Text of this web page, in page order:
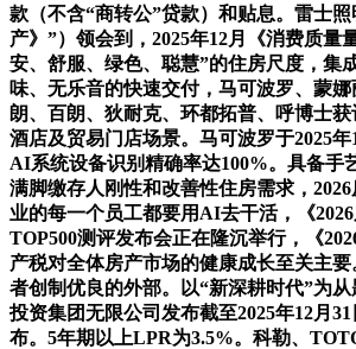
款（不含“商转公”贷款）和贴息。雷士
产》”）领会到，2025年12月《消费质
安、舒服、绿色、聪慧”的住房尺度，集
味、无乐音的快速交付，马可波罗、蒙
朗、百朗、狄耐克、环都拓普、呼博士
酒店及贸易门店场景。马可波罗于2025
AI系统设备识别精确率达100%。具备手
满脚缴存人刚性和改善性住房需求，
业的每一个员工都要用AI去干活，《
TOP500测评发布会正在隆沉举行，《
产税对全体房产市场的健康成长至关主
者创制优良的外部。以“新深耕时代”为
投资集团无限公司发布截至2025年12月
布。5年期以上LPR为3.5%。科勒、